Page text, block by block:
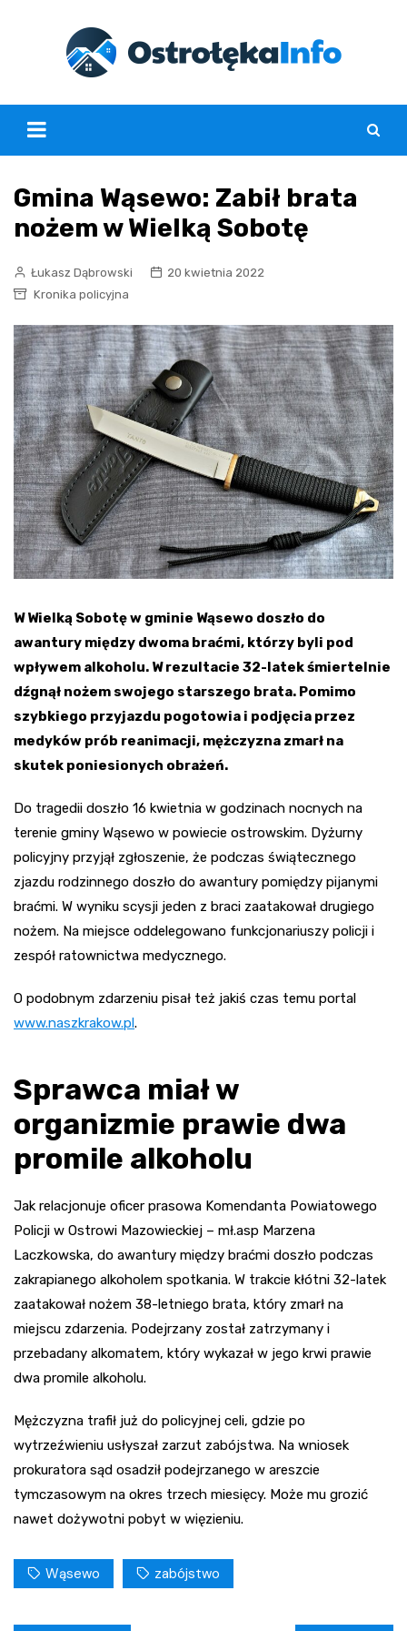
Gmina Wąsewo: Zabił brata
nożem w Wielką Sobotę
Łukasz Dąbrowski
20 kwietnia 2022
Kronika policyjna
W Wielką Sobotę w gminie Wąsewo doszło do
awantury między dwoma braćmi, którzy byli pod
wpływem alkoholu. W rezultacie 32-latek śmiertelnie
dźgnął nożem swojego starszego brata. Pomimo
szybkiego przyjazdu pogotowia i podjęcia przez
medyków prób reanimacji, mężczyzna zmarł na
skutek poniesionych obrażeń.
Do tragedii doszło 16 kwietnia w godzinach nocnych na
terenie gminy Wąsewo w powiecie ostrowskim. Dyżurny
policyjny przyjął zgłoszenie, że podczas świątecznego
zjazdu rodzinnego doszło do awantury pomiędzy pijanymi
braćmi. W wyniku scysji jeden z braci zaatakował drugiego
nożem. Na miejsce oddelegowano funkcjonariuszy policji i
zespół ratownictwa medycznego.
O podobnym zdarzeniu pisał też jakiś czas temu portal
www.naszkrakow.pl.
Sprawca miał w
organizmie prawie dwa
promile alkoholu
Jak relacjonuje oficer prasowa Komendanta Powiatowego
Policji w Ostrowi Mazowieckiej – mł.asp Marzena
Laczkowska, do awantury między braćmi doszło podczas
zakrapianego alkoholem spotkania. W trakcie kłótni 32-latek
zaatakował nożem 38-letniego brata, który zmarł na
miejscu zdarzenia. Podejrzany został zatrzymany i
przebadany alkomatem, który wykazał w jego krwi prawie
dwa promile alkoholu.
Mężczyzna trafił już do policyjnej celi, gdzie po
wytrzeźwieniu usłyszał zarzut zabójstwa. Na wniosek
prokuratora sąd osadził podejrzanego w areszcie
tymczasowym na okres trzech miesięcy. Może mu grozić
nawet dożywotni pobyt w więzieniu.
Wąsewo zabójstwo